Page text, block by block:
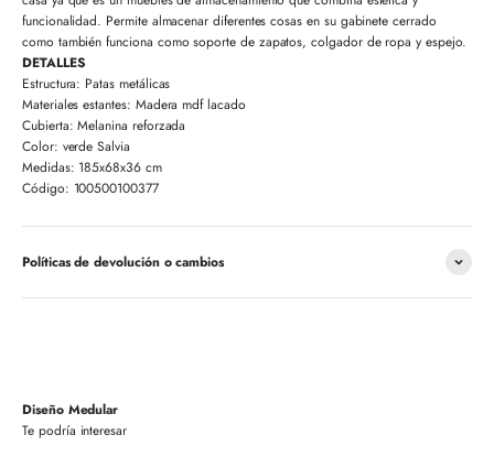
funcionalidad. Permite almacenar diferentes cosas en su gabinete cerrado
como también funciona como soporte de zapatos, colgador de ropa y espejo.
DETALLES
Estructura: Patas metálicas
Materiales estantes: Madera mdf lacado
Cubierta: Melanina reforzada
Color: verde Salvia
Medidas: 185x68x36 cm
Código: 100500100377
Políticas de devolución o cambios
Diseño Medular